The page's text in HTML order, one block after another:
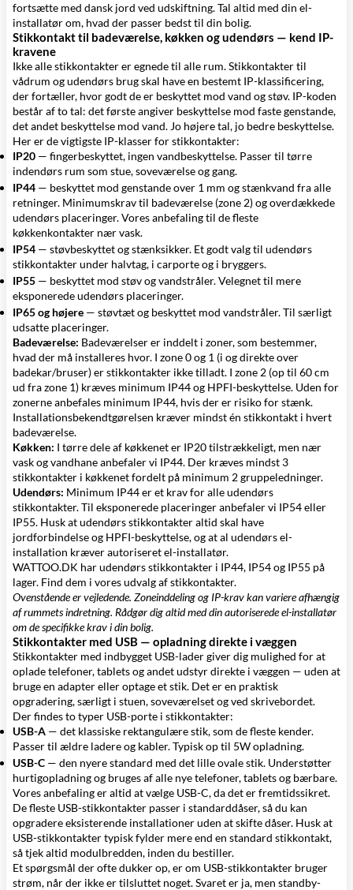
fortsætte med dansk jord ved udskiftning. Tal altid med din el-
installatør om, hvad der passer bedst til din bolig.
Stikkontakt til badeværelse, køkken og udendørs — kend IP-
kravene
Ikke alle stikkontakter er egnede til alle rum. Stikkontakter til
vådrum og udendørs brug skal have en bestemt IP-klassificering,
der fortæller, hvor godt de er beskyttet mod vand og støv. IP-koden
består af to tal: det første angiver beskyttelse mod faste genstande,
det andet beskyttelse mod vand. Jo højere tal, jo bedre beskyttelse.
Her er de vigtigste IP-klasser for stikkontakter:
IP20 — fingerbeskyttet, ingen vandbeskyttelse. Passer til tørre
indendørs rum som stue, soveværelse og gang.
IP44 — beskyttet mod genstande over 1 mm og stænkvand fra alle
retninger. Minimumskrav til badeværelse (zone 2) og overdækkede
udendørs placeringer. Vores anbefaling til de fleste
køkkenkontakter nær vask.
IP54 — støvbeskyttet og stænksikker. Et godt valg til udendørs
stikkontakter under halvtag, i carporte og i bryggers.
IP55 — beskyttet mod støv og vandstråler. Velegnet til mere
eksponerede udendørs placeringer.
IP65 og højere — støvtæt og beskyttet mod vandstråler. Til særligt
udsatte placeringer.
Badeværelse: Badeværelser er inddelt i zoner, som bestemmer,
hvad der må installeres hvor. I zone 0 og 1 (i og direkte over
badekar/bruser) er stikkontakter ikke tilladt. I zone 2 (op til 60 cm
ud fra zone 1) kræves minimum IP44 og HPFI-beskyttelse. Uden for
zonerne anbefales minimum IP44, hvis der er risiko for stænk.
Installationsbekendtgørelsen kræver mindst én stikkontakt i hvert
badeværelse.
Køkken: I tørre dele af køkkenet er IP20 tilstrækkeligt, men nær
vask og vandhane anbefaler vi IP44. Der kræves mindst 3
stikkontakter i køkkenet fordelt på minimum 2 gruppeledninger.
Udendørs: Minimum IP44 er et krav for alle udendørs
stikkontakter. Til eksponerede placeringer anbefaler vi IP54 eller
IP55. Husk at udendørs stikkontakter altid skal have
jordforbindelse og HPFI-beskyttelse, og at al udendørs el-
installation kræver autoriseret el-installatør.
WATTOO.DK har udendørs stikkontakter i IP44, IP54 og IP55 på
lager. Find dem i vores udvalg afstikkontakter.
Ovenstående er vejledende. Zoneinddeling og IP-krav kan variere afhængig
af rummets indretning. Rådgør dig altid med din autoriserede el-installatør
om de specifikke krav i din bolig.
Stikkontakter med USB — opladning direkte i væggen
Stikkontakter med indbygget USB-lader giver dig mulighed for at
oplade telefoner, tablets og andet udstyr direkte i væggen — uden at
bruge en adapter eller optage et stik. Det er en praktisk
opgradering, særligt i stuen, soveværelset og ved skrivebordet.
Der findes to typer USB-porte i stikkontakter:
USB-A — det klassiske rektangulære stik, som de fleste kender.
Passer til ældre ladere og kabler. Typisk op til 5W opladning.
USB-C — den nyere standard med det lille ovale stik. Understøtter
hurtigopladning og bruges af alle nye telefoner, tablets og bærbare.
Vores anbefaling er altid at vælge USB-C, da det er fremtidssikret.
De fleste USB-stikkontakter passer i standarddåser, så du kan
opgradere eksisterende installationer uden at skiftedåser. Husk at
USB-stikkontakter typisk fylder mere end en standard stikkontakt,
så tjek altid modulbredden, inden du bestiller.
Et spørgsmål der ofte dukker op, er om USB-stikkontakter bruger
strøm, når der ikke er tilsluttet noget. Svaret er ja, men standby-